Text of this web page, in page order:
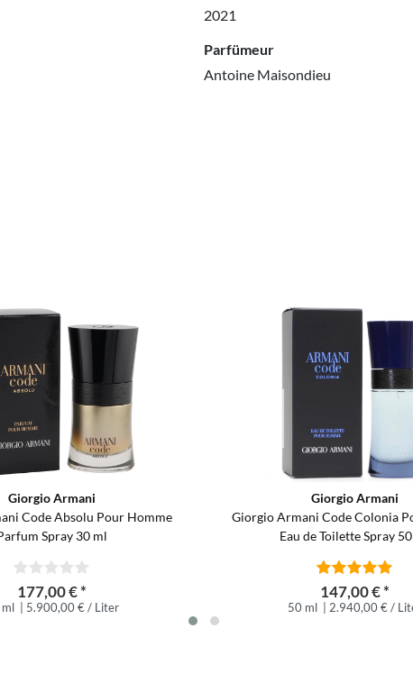
2021
Parfümeur
Antoine Maisondieu
Giorgio Armani
Code Absolu Pour Homme
Spray 30 ml
177,00 € *
| 5.900,00 € / Liter
Giorgio Armani
Giorgio Armani Code Colonia
Eau de Toilette Spray
147,00 € *
50 ml | 2.940,00 € /